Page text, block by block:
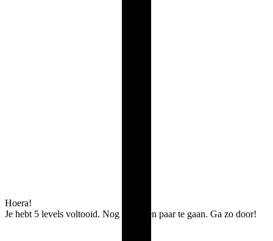
Hoera!
Je hebt 5 levels voltooid. Nog maar een paar te gaan. Ga zo door!